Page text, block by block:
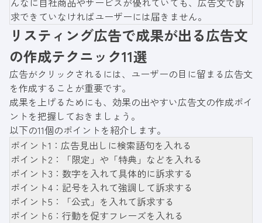
求できていなければユーザーには届きません。
リスティング広告で成果が出る広告文
の作成テクニック11選
広告がクリックされるには、ユーザーの目に留まる広告文
を作成することが重要です。
成果を上げるためにも、効果の出やすい広告文の作成ポイ
ントを把握しておきましょう。
以下の11個のポイントを紹介します。
ポイント1：広告見出しに検索語句を入れる
ポイント2：「限定」や「特典」などを入れる
ポイント3：数字を入れて具体的に訴求する
ポイント4：記号を入れて強調して訴求する
ポイント5：「公式」を入れて訴求する
ポイント6：行動を促すフレーズを入れる